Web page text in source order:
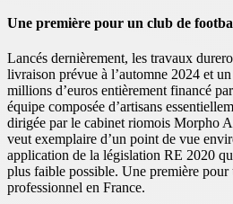
Une première pour un club de
Lancés dernièrement, les travaux
livraison prévue à l’automne 2024 et
millions d’euros entièrement financé
équipe composée d’artisans
dirigée par le cabinet riomois Morpho
veut exemplaire d’un point de vue
application de la législation RE 2020
plus faible possible. Une première
professionnel en France.